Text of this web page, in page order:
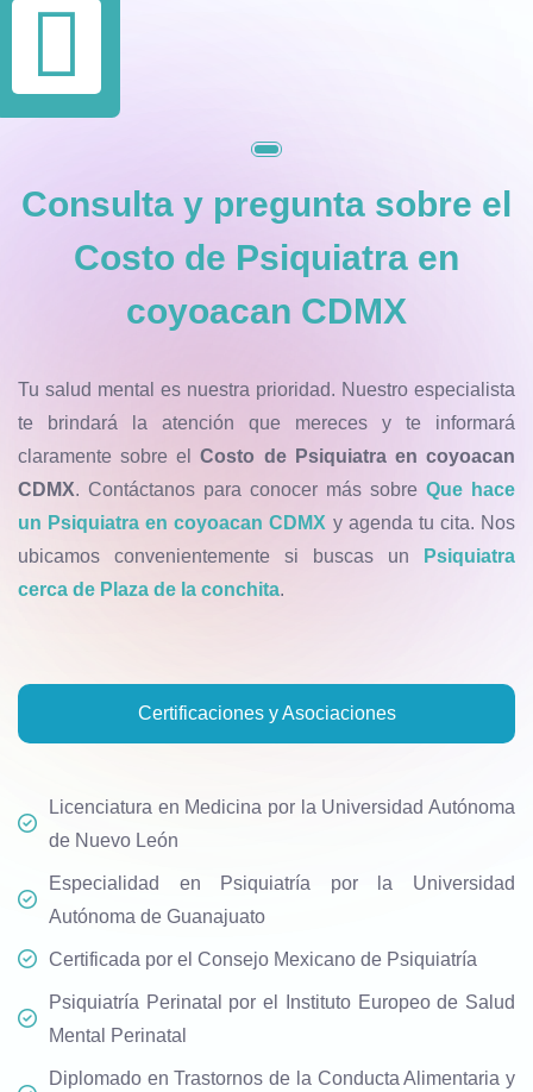
Consulta y pregunta sobre el
Costo de Psiquiatra en
coyoacan CDMX
Tu salud mental es nuestra prioridad. Nuestro especialista
te brindará la atención que mereces y te informará
claramente sobre elCosto de Psiquiatra en coyoacan
CDMX. Contáctanos para conocer más sobre Que hace
un Psiquiatra en coyoacan CDMX y agenda tu cita. Nos
ubicamos convenientemente si buscas un
Psiquiatra
cerca de Plaza de la conchita.
Certificaciones y Asociaciones
Licenciatura en Medicina por la Universidad Autónoma
de Nuevo León
Especialidad en Psiquiatría por la Universidad
Autónoma de Guanajuato
Certificada por el Consejo Mexicano de Psiquiatría
Psiquiatría Perinatal por el Instituto Europeo de Salud
Mental Perinatal
Diplomado en Trastornos de la Conducta Alimentaria y